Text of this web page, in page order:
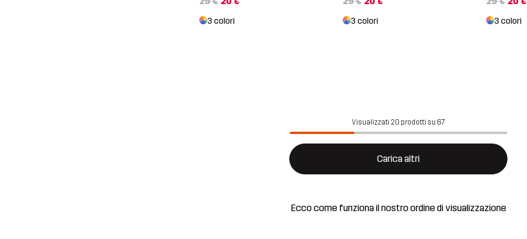
3 colori 3 colori 3 colori
Visualizzati 20 prodotti su 67
Carica altri
Ecco come funziona il nostro ordine di visualizzazione